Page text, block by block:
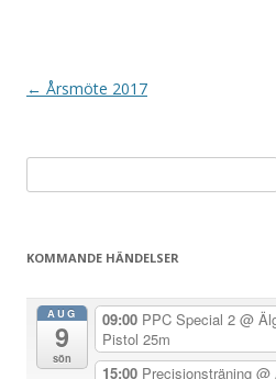
I
n
← Årsmöte 2017
efter:
KOMMANDE HÄNDELSER
AUG
9
sön
09:00 PPC Special 2 @
Pistol 25m
15:00 Precisionsträning @